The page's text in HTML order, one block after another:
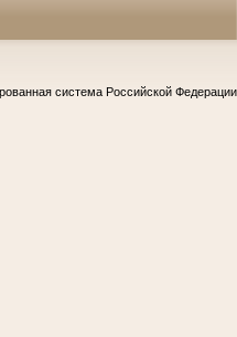
система Российской